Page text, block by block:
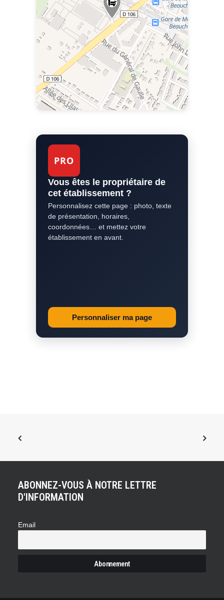
PRO
Vous êtes le propriétaire de
cet établissement ?
Personnalisez cette page : photo, texte
de présentation, horaires,
coordonnées… et mettez votre
établissement en avant.
Personnaliser ma page
ABONNEZ-VOUS À NOTRE LETTRE
D'INFORMATION
Email